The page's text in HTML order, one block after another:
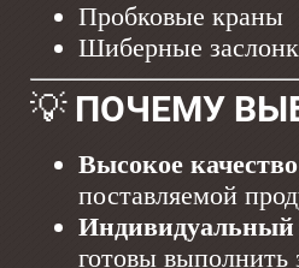
Пробковые краны
Шиберные
💡 ПОЧЕМУ
Высокое
поставляемой
Индивидуальный
готовы выполнить